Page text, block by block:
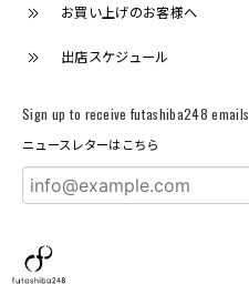
お買い上げのお客様へ
出店スケジュール
Sign up to receive futashiba248 emails
ニュースレターはこちら